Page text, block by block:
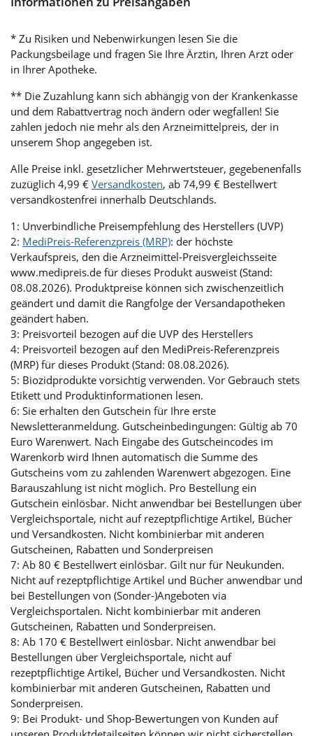
* Zu Risiken und Nebenwirkungen lesen Sie die
Packungsbeilage und fragen Sie Ihre Ärztin, Ihren Arzt oder
in Ihrer Apotheke.
** Die Zuzahlung kann sich abhängig von der Krankenkasse
und dem Rabattvertrag noch ändern oder wegfallen! Sie
zahlen jedoch nie mehr als den Arzneimittelpreis, der in
unserem Shop angegeben ist.
Alle Preise inkl. gesetzlicher Mehrwertsteuer, gegebenenfalls
zuzüglich 4,99 € Versandkosten, ab 74,99 € Bestellwert
versandkostenfrei innerhalb Deutschlands.
1: Unverbindliche Preisempfehlung des Herstellers (UVP)
2: MediPreis-Referenzpreis (MRP): der höchste
Verkaufspreis, den die Arzneimittel-Preisvergleichsseite
www.medipreis.de für dieses Produkt ausweist (Stand:
08.08.2026). Produktpreise können sich zwischenzeitlich
geändert und damit die Rangfolge der Versandapotheken
geändert haben.
3: Preisvorteil bezogen auf die UVP des Herstellers
4: Preisvorteil bezogen auf den MediPreis-Referenzpreis
(MRP) für dieses Produkt (Stand: 08.08.2026).
5: Biozidprodukte vorsichtig verwenden. Vor Gebrauch stets
Etikett und Produktinformationen lesen.
6: Sie erhalten den Gutschein für Ihre erste
Newsletteranmeldung. Gutscheinbedingungen: Gültig ab 70
Euro Warenwert. Nach Eingabe des Gutscheincodes im
Warenkorb wird Ihnen automatisch die Summe des
Gutscheins vom zu zahlenden Warenwert abgezogen. Eine
Barauszahlung ist nicht möglich. Pro Bestellung ein
Gutschein einlösbar. Nicht anwendbar bei Bestellungen über
Vergleichsportale, nicht auf rezeptpflichtige Artikel, Bücher
und Versandkosten. Nicht kombinierbar mit anderen
Gutscheinen, Rabatten und Sonderpreisen
7: Ab 80 € Bestellwert einlösbar. Gilt nur für Neukunden.
Nicht auf rezeptpflichtige Artikel und Bücher anwendbar und
bei Bestellungen von (Sonder-)Angeboten via
Vergleichsportalen. Nicht kombinierbar mit anderen
Gutscheinen, Rabatten und Sonderpreisen.
8: Ab 170 € Bestellwert einlösbar. Nicht anwendbar bei
Bestellungen über Vergleichsportale, nicht auf
rezeptpflichtige Artikel, Bücher und Versandkosten. Nicht
kombinierbar mit anderen Gutscheinen, Rabatten und
Sonderpreisen.
9: Bei Produkt- und Shop-Bewertungen von Kunden auf